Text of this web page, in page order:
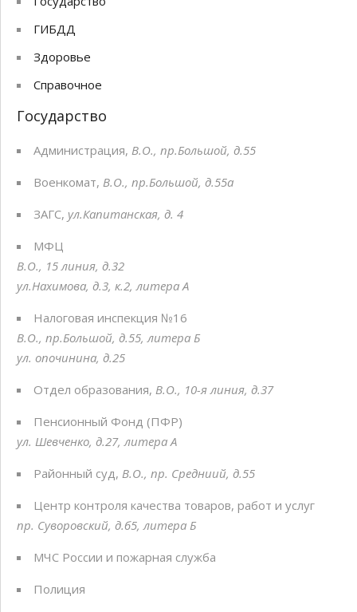
ГИБДД
Здоровье
Справочное
Государство
Администрация, В.О., пр.Большой, д.55
Военкомат, В.О., пр.Большой, д.55а
ЗАГС, ул.Капитанская, д. 4
МФЦ
В.О., 15 линия, д.32
ул.Нахимова, д.3, к.2, литера А
Налоговая инспекция №16
В.О., пр.Большой, д.55, литера Б
ул. опочинина, д.25
Отдел образования, В.О., 10-я линия, д.37
Пенсионный Фонд (ПФР)
ул. Шевченко, д.27, литера А
Районный суд, В.О., пр. Средниий, д.55
Центр контроля качества товаров, работ и услуг
пр. Суворовский, д.б5, литера Б
МЧС России и пожарная служба
Полиция